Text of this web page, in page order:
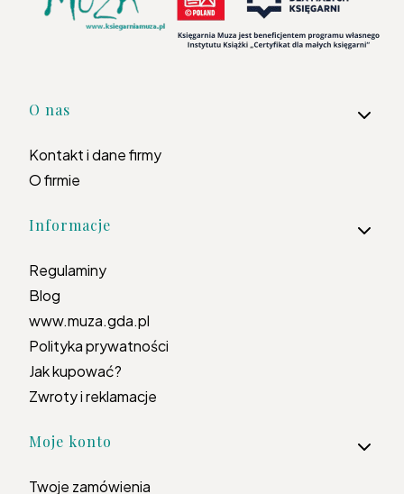
Linki w stopce
O nas
Kontakt i dane firmy
O firmie
Informacje
Regulaminy
Blog
www.muza.gda.pl
Polityka prywatności
Jak kupować?
Zwroty i reklamacje
Moje konto
Twoje zamówienia